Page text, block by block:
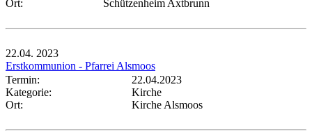
Ort:
Schützenheim Axtbrunn
22.04. 2023
Erstkommunion - Pfarrei Alsmoos
Termin:
22.04.2023
Kategorie:
Kirche
Ort:
Kirche Alsmoos